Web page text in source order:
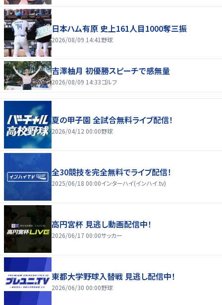
日本ハム有原 史上161人目1000奪三振
2026/08/09 14:41 野球
吉澤柚月 初優勝スピーチで感無量
2026/08/09 14:33ゴルフ
夏の甲子園 全試合無料ライブ配信！
2026/04/12 00:00野球
全30競技を完全無料でライブ配信！
2025/06/18 00:00インターハイ(インハイ.tv)
高円宮杯 見逃し動画配信中！
2026/06/17 00:00サッカー
東都大学野球入替戦 見逃し配信中！
2026/06/30 00:00野球